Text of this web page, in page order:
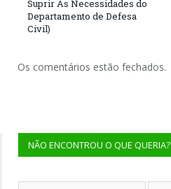
Suprir As Necessidades do
Departamento de Defesa
Civil)
Os comentários estão fechados.
NÃO ENCONTROU O QUE QUERIA?